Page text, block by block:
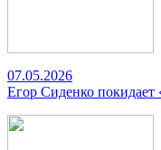
07.05.2026
Егор Сиденко покидает